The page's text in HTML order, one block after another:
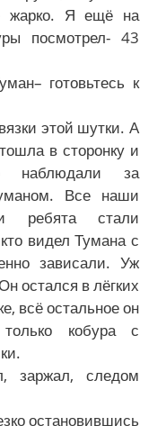
жарко. Я ещё на
посмотрел- 43
готовьтесь к
этой шутки. А
в сторонку и
наблюдали за
Все наши
ребята стали
видел Тумана с
зависали. Уж
остался в лёгких
всё остальное он
кобура с
заржал, следом
остановившись